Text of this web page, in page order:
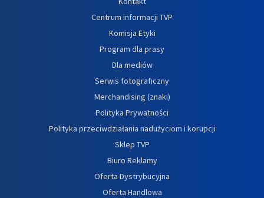
Centrum informacji TVP
Komisja Etyki
Program dla prasy
Dla mediów
Serwis fotograficzny
Merchandising (znaki)
Polityka Prywatności
Polityka przeciwdziałania nadużyciom i korupcji
Sklep TVP
Biuro Reklamy
Oferta Dystrybucyjna
Oferta Handlowa